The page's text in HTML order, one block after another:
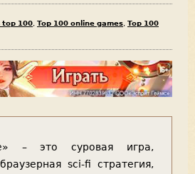
top 100 Top 100 online games Top 100
– это суровая игра,
sci-fi стратегия,